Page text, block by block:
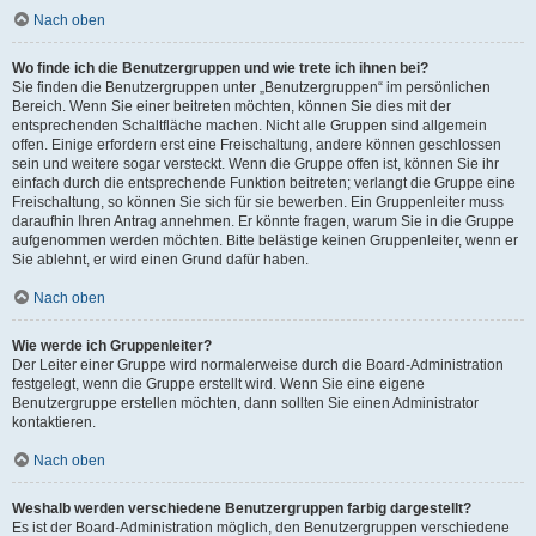
Nach oben
Wo finde ich die Benutzergruppen und wie trete ich ihnen bei?
Sie finden die Benutzergruppen unter „Benutzergruppen“ im persönlichen
Bereich. Wenn Sie einer beitreten möchten, können Sie dies mit der
entsprechenden Schaltfläche machen. Nicht alle Gruppen sind allgemein
offen. Einige erfordern erst eine Freischaltung, andere können geschlossen
sein und weitere sogar versteckt. Wenn die Gruppe offen ist, können Sie ihr
einfach durch die entsprechende Funktion beitreten; verlangt die Gruppe eine
Freischaltung, so können Sie sich für sie bewerben. Ein Gruppenleiter muss
daraufhin Ihren Antrag annehmen. Er könnte fragen, warum Sie in die Gruppe
aufgenommen werden möchten. Bitte belästige keinen Gruppenleiter, wenn er
Sie ablehnt, er wird einen Grund dafür haben.
Nach oben
Wie werde ich Gruppenleiter?
Der Leiter einer Gruppe wird normalerweise durch die Board-Administration
festgelegt, wenn die Gruppe erstellt wird. Wenn Sie eine eigene
Benutzergruppe erstellen möchten, dann sollten Sie einen Administrator
kontaktieren.
Nach oben
Weshalb werden verschiedene Benutzergruppen farbig dargestellt?
Es ist der Board-Administration möglich, den Benutzergruppen verschiedene